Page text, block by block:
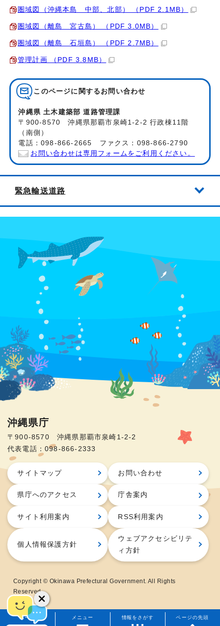
圏域図（沖縄本島 中部、北部） （PDF 2.1MB）
圏域図（離島 宮古島） （PDF 3.0MB）
圏域図（離島 石垣島） （PDF 2.7MB）
管理計画 （PDF 3.8MB）
このページに関する お問い合わせ
沖縄県 土木建築部 道路管理課
〒900-8570 沖縄県那覇市泉崎1-2-2 行政棟11階
（南側）
電話：098-866-2665 ファクス：098-866-2790
お問い合わせは専用フォームをご利用ください。
緊急輸送道路
メニュー
ホーム 情報をさがす ページの先頭
沖縄県庁
〒900-8570 沖縄県那覇市泉崎1-2-2
代表電話：098-866-2333
サイトマップ お問い合わせ
県庁へのアクセス 庁舎案内
サイト利用案内 RSS利用案内
個人情報保護方針
ウェブアクセシビリテ
ィ方針
Copyright © Okinawa Prefectural Government. All Rights
Reserved.